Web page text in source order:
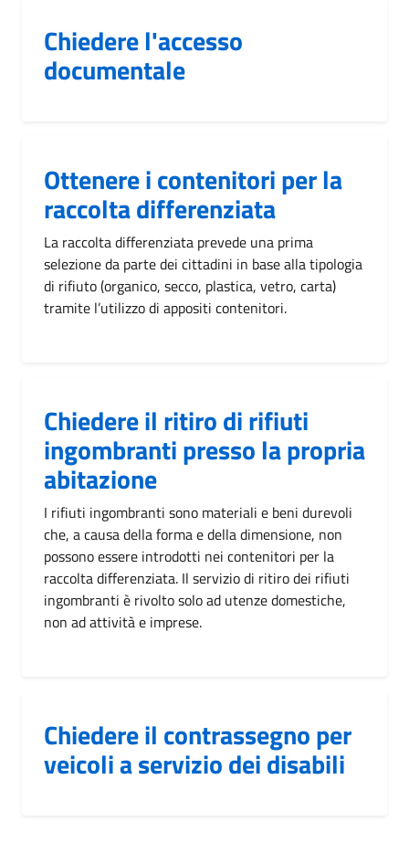
Chiedere l'accesso
documentale
Ottenere i contenitori per la
raccolta differenziata
La raccolta differenziata prevede una prima
selezione da parte dei cittadini in base alla tipologia
di rifiuto (organico, secco, plastica, vetro, carta)
tramite l’utilizzo di appositi contenitori.
Chiedere il ritiro di rifiuti
ingombranti presso la propria
abitazione
I rifiuti ingombranti sono materiali e beni durevoli
che, a causa della forma e della dimensione, non
possono essere introdotti nei contenitori per la
raccolta differenziata. Il servizio di ritiro dei rifiuti
ingombranti è rivolto solo ad utenze domestiche,
non ad attività e imprese.
Chiedere il contrassegno per
veicoli a servizio dei disabili